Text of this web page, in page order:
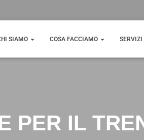
SIAMO COSA FACCIAMO SERVIZI
PER IL